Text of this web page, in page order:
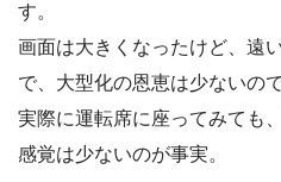
す。
画面は大きくなったけど、遠
で、大型化の恩恵は少ないので
実際に運転席に座ってみても
感覚は少ないのが事実。